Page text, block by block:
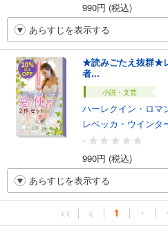
990円 (税込)
あらすじを表示する
★読みごたえ抜群★
者...
小説・文芸
ハーレクイン・ロマ
レベッカ・ウインタ
-
990円 (税込)
あらすじを表示する
<< < 1 ・ ・